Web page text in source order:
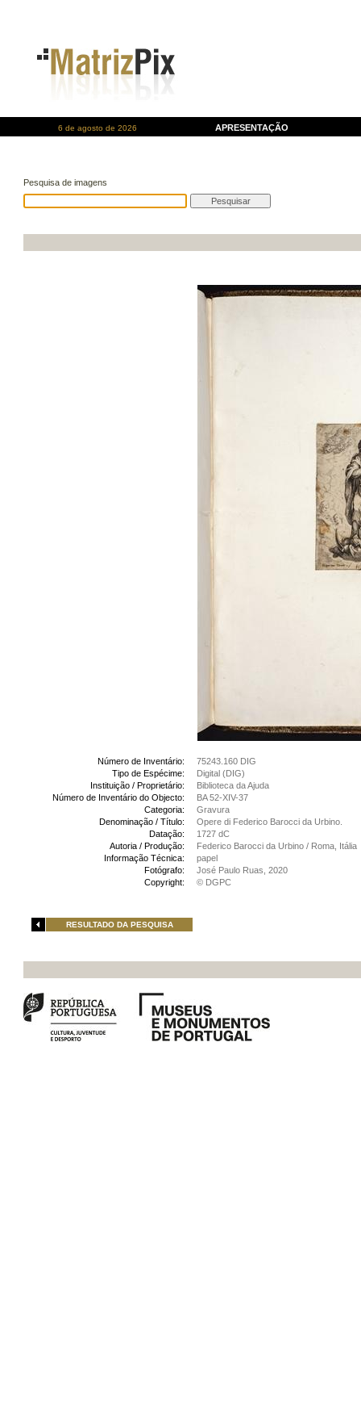
6 de agosto de 2026 APRESENTAÇÃO
Pesquisa de imagens
Número de Inventário:
75243.160 DIG
Tipo de Espécime:
Digital (DIG)
Instituição / Proprietário:
Biblioteca da Ajuda
Número de Inventário do Objecto:
BA 52-XIV-37
Categoria:
Gravura
Denominação / Título:
Opere di Federico Barocci da Urbino.
Datação:
1727 dC
Autoria / Produção:
Federico Barocci da Urbino / Roma, Itália
Informação Técnica:
papel
Fotógrafo:
José Paulo Ruas, 2020
Copyright:
© DGPC
RESULTADO DA PESQUISA